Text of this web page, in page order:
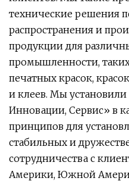
технические решения
распространения и
продукции для
промышленности,
печатных красок,
и клеев. Мы установили
Инновации, Сервис» в
принципов для
стабильных и
сотрудничества с
Америки, Южной